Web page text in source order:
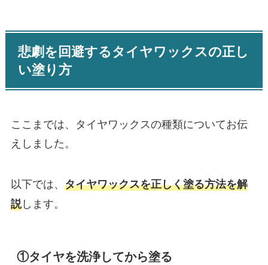
悲劇を回避するタイヤワックスの正し
い塗り方
ここまでは、タイヤワックスの種類についてお伝
えしました。
以下では、 タイヤワックスを正しく塗る方法を解
説します。
①タイヤを洗浄してから塗る